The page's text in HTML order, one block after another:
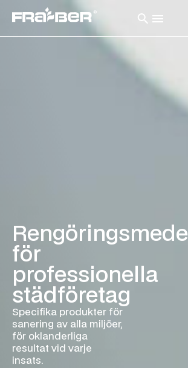
Rengöringsmedel
för
professionella
städföretag
Specifika produkter för
sanering av alla miljöer,
för oklanderliga
resultat vid varje
insats.